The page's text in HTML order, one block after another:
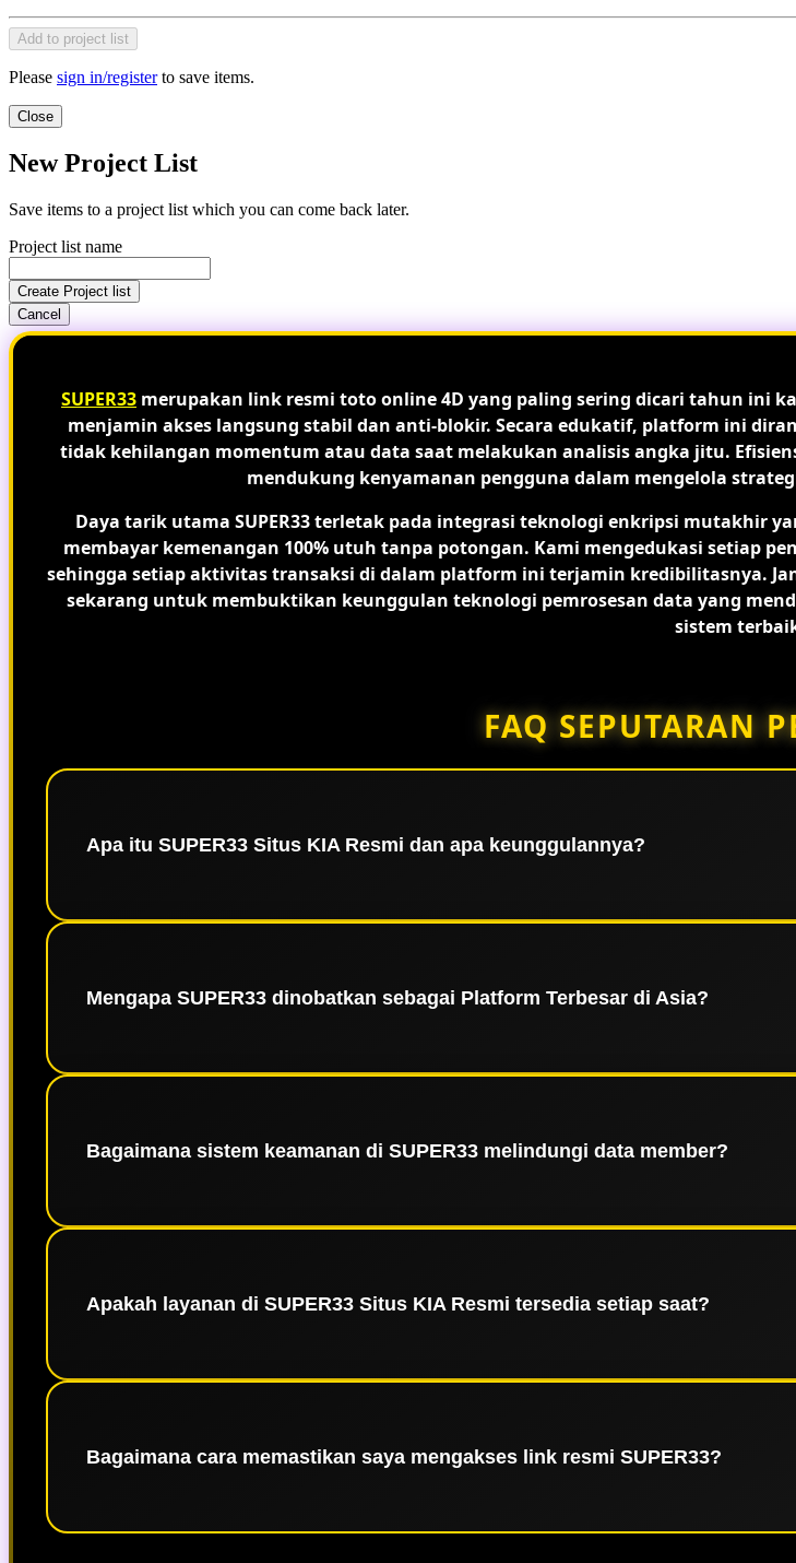
Add to project list
Please sign in/registerto save items.
Close
New Project List
Save items to a project list which you can come back later.
Project list name
Create Project list
Cancel
SUPER33 merupakan link resmi toto online 4D yang paling sering dicari tahun ini
menjamin akses langsung stabil dan anti-blokir. Secara edukatif, platform ini
tidak kehilangan momentum atau data saat melakukan analisis angka jitu.
mendukung kenyamanan pengguna dalam mengelola
Daya tarik utama SUPER33 terletak pada integrasi teknologi enkripsi mutakhir
membayar kemenangan 100% utuh tanpa potongan. Kami mengedukasi setiap
sehingga setiap aktivitas transaksi di dalam platform ini terjamin kredibilitasnya.
sekarang untuk membuktikan keunggulan teknologi pemrosesan data yang
sistem
FAQ SEPUTARAN
Apa itu SUPER33 Situs KIA Resmi dan apa keunggulannya?
SUPER33 👑 Situs KIA Resmi adalah platform hiburan digital terbesar dan
Mengapa SUPER33 dinobatkan sebagai Platform Terbesar di Asia?
Gelar sebagai platform terbesar diraih karena SUPER33 memiliki jangkauan
Bagaimana sistem keamanan di SUPER33 melindungi data member?
Keamanan adalah prioritas di SUPER33 👑. Kami mengimplementasikan sistem
Apakah layanan di SUPER33 Situs KIA Resmi tersedia setiap saat?
Tentu saja. Sebagai platform terpercaya, SUPER33 menyediakan layanan
Bagaimana cara memastikan saya mengakses link resmi SUPER33?